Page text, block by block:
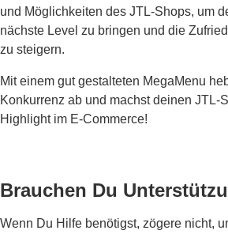
und Möglichkeiten des JTL-Shops, um
nächste Level zu bringen und die
zu steigern.
Mit einem gut gestalteten MegaMenu
Konkurrenz ab und machst deinen JTL-
Highlight im E-Commerce!
Brauchen Du
Wenn Du Hilfe benötigst, zögere nicht,